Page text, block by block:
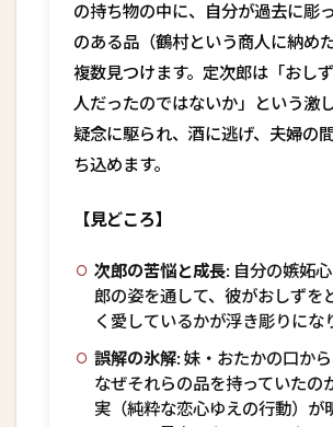
の持ち物の中に、自分が過去に彫
のある品（鶴村という商人に納め
複数見つけます。 定次郎は「おし
人だったのではないか」という激
疑念に駆られ、酒に逃げ、夫婦の
ち込めます。
【見どころ】
次郎の苦悩と成長: 自分の嫉妬
郎の姿を通して、彼がおしずを
く愛しているかが浮き彫りにな
誤解の氷解: 妹・おたかの口か
なぜそれらの品を持っていたの
実（純粋な恋心ゆえの行動）が